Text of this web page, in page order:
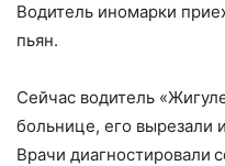
Водитель иномарки
пьян.
Сейчас водитель
больнице, его вырезали
Врачи диагностировали